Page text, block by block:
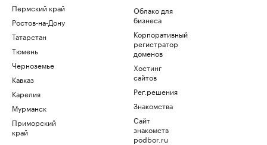
Пермский край
Ростов-на-Дону
Татарстан
Тюмень
Черноземье
Кавказ
Карелия
Мурманск
Приморский
край
Облако для
бизнеса
Корпоративный
регистратор
доменов
Хостинг
сайтов
Рег.решения
Знакомства
Сайт
знакомств
podbor.ru